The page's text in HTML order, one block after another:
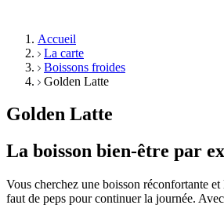
Accueil
La carte
Boissons froides
Golden Latte
Golden Latte
La boisson bien-être par
Vous cherchez une boisson réconfortante
faut de peps pour continuer la journée.